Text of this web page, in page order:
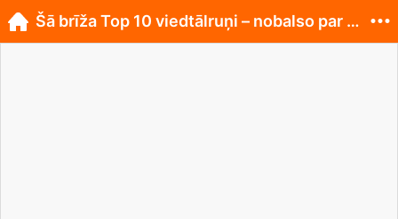
Šā brīža Top 10 viedtālruņi – nobalso par labāko!